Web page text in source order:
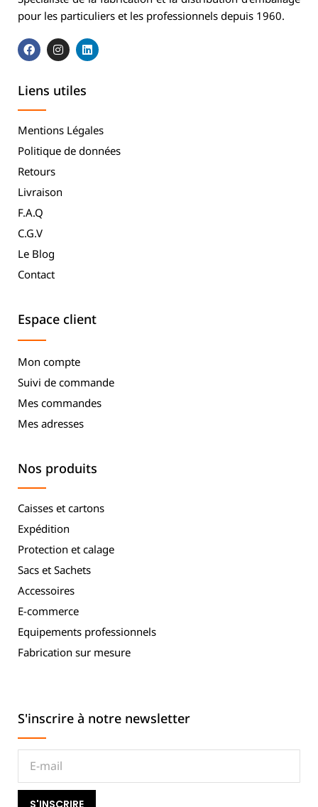
pour les particuliers et les professionnels depuis 1960.
Liens utiles
Mentions Légales
Politique de données
Retours
Livraison
F.A.Q
C.G.V
Le Blog
Contact
Espace client
Mon compte
Suivi de commande
Mes commandes
Mes adresses
Nos produits
Caisses et cartons
Expédition
Protection et calage
Sacs et Sachets
Accessoires
E-commerce
Equipements professionnels
Fabrication sur mesure
S'inscrire à notre newsletter
S'INSCRIRE